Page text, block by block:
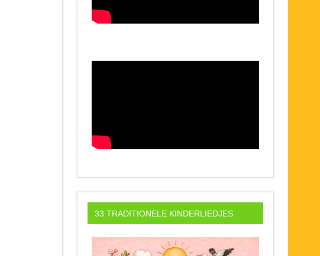
33 TRADITIONELE KINDERLIEDJES